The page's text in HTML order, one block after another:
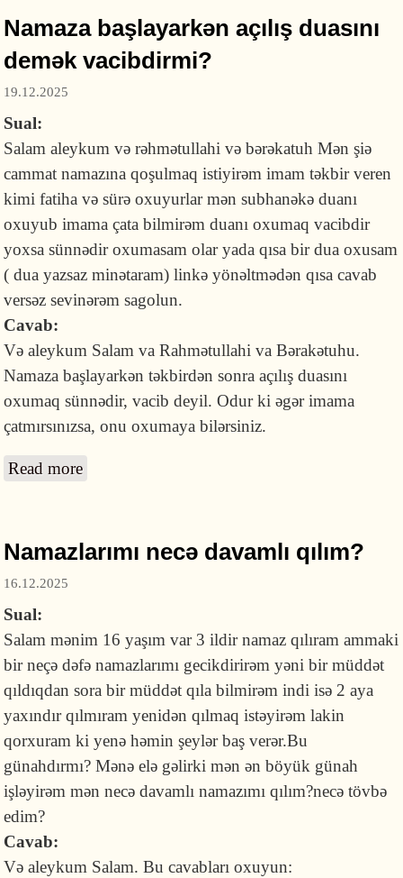
Namaza başlayarkən açılış duasını
demək vacibdirmi?
19.12.2025
Sual:
Salam aleykum və rəhmətullahi və bərəkatuh Mən şiə
cammat namazına qoşulmaq istiyirəm imam təkbir veren
kimi fatiha və sürə oxuyurlar mən subhanəkə duanı
oxuyub imama çata bilmirəm duanı oxumaq vacibdir
yoxsa sünnədir oxumasam olar yada qısa bir dua oxusam
( dua yazsaz minətaram) linkə yönəltmədən qısa cavab
versəz sevinərəm sagolun.
Cavab:
Və aleykum Salam va Rahmətullahi va Bərakətuhu.
Namaza başlayarkən təkbirdən sonra açılış duasını
oxumaq sünnədir, vacib deyil. Odur ki əgər imama
çatmırsınızsa, onu oxumaya bilərsiniz.
Read more
Namazlarımı necə davamlı qılım?
16.12.2025
Sual:
Salam mənim 16 yaşım var 3 ildir namaz qılıram ammaki
bir neçə dəfə namazlarımı gecikdirirəm yəni bir müddət
qıldıqdan sora bir müddət qıla bilmirəm indi isə 2 aya
yaxındır qılmıram yenidən qılmaq istəyirəm lakin
qorxuram ki yenə həmin şeylər baş verər.Bu
günahdırmı? Mənə elə gəlirki mən ən böyük günah
işləyirəm mən necə davamlı namazımı qılım?necə tövbə
edim?
Cavab:
Və aleykum Salam. Bu cavabları oxuyun: